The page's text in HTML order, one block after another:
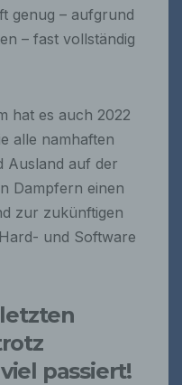
genug – aufgrund
– fast vollständig
hat es auch 2022
alle namhaften
Ausland auf der
Dampfern einen
zur zukünftigen
und Software
passiert!